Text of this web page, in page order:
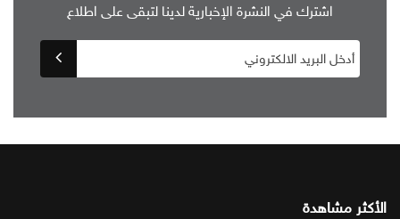
اشترك في النشرة الإخبارية لدينا لتبقى على اطلاع
الأكثر مشاهدة